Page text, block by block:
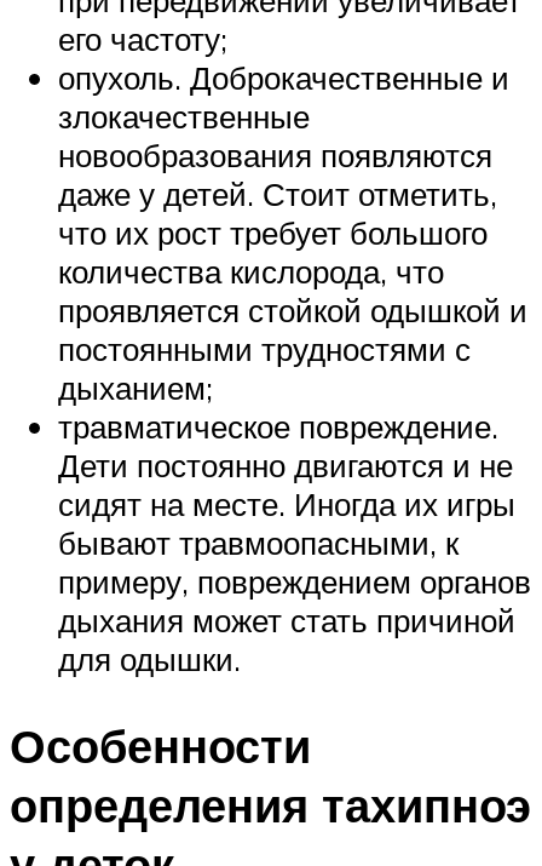
его частоту;
опухоль. Доброкачественные и
злокачественные
новообразования появляются
даже у детей. Стоит отметить,
что их рост требует большого
количества кислорода, что
проявляется стойкой одышкой и
постоянными трудностями с
дыханием;
травматическое повреждение.
Дети постоянно двигаются и не
сидят на месте. Иногда их игры
бывают травмоопасными, к
примеру, повреждением органов
дыхания может стать причиной
для одышки.
Особенности
определения тахипноэ